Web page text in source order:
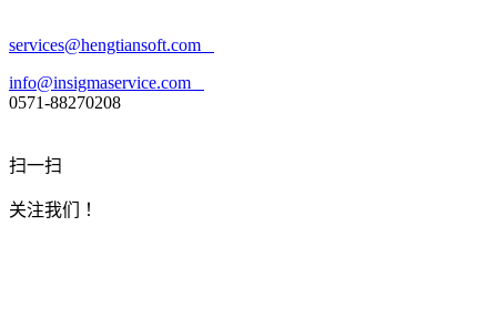
services@hengtiansoft.com
info@insigmaservice.com
0571-88270208
扫一扫
关注我们 ！